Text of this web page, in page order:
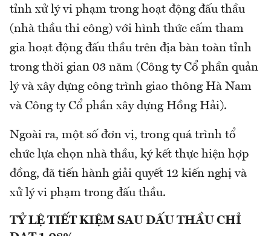
tỉnh xử lý vi phạm trong hoạt động đấu thầu
(nhà thầu thi công) với hình thức cấm tham
gia hoạt động đấu thầu trên địa bàn toàn tỉnh
trong thời gian 03 năm (Công ty Cổ phần quản
lý và xây dựng công trình giao thông Hà Nam
và Công ty Cổ phần xây dựng Hồng Hải).
Ngoài ra, một số đơn vị, trong quá trình tổ
chức lựa chọn nhà thầu, ký kết thực hiện hợp
đồng, đã tiến hành giải quyết 12 kiến nghị và
xử lý vi phạm trong đấu thầu.
TỶ LỆ TIẾT KIỆM SAU ĐẤU THẦU CHỈ